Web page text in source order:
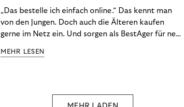
„Das bestelle ich einfach online.“ Das kennt man
von den Jungen. Doch auch die Älteren kaufen
gerne im Netz ein. Und sorgen als BestAger für neue
von der Generation Z. Wir haben genauer
MEHR LESEN